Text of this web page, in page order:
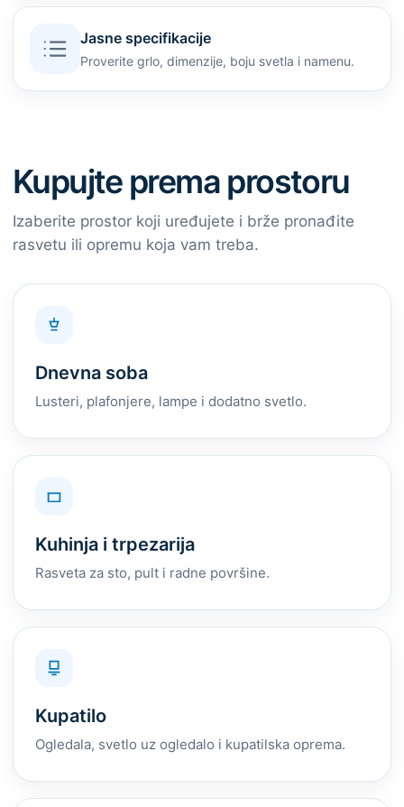
Jasne specifikacije
Proverite grlo, dimenzije, boju svetla i namenu.
Kupujte prema prostoru
Izaberite prostor koji uređujete i brže pronađite
rasvetu ili opremu koja vam treba.
Dnevna soba
Lusteri, plafonjere, lampe i dodatno svetlo.
Kuhinja i trpezarija
Rasveta za sto, pult i radne površine.
Kupatilo
Ogledala, svetlo uz ogledalo i kupatilska oprema.